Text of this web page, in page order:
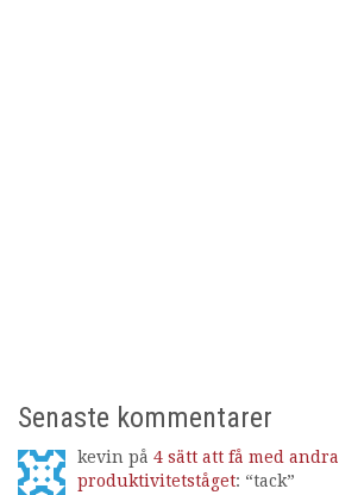
Senaste kommentarer
kevin på 4 sätt att få med
produktivitetståget: “tack”